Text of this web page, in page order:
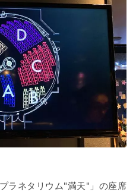
ラネタリウム"満天"」の座席